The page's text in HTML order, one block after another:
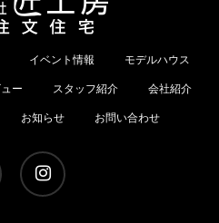
イベント情報 モデルハウス
ー スタッフ紹介 会社紹介
お知らせ お問い合わせ
instagram